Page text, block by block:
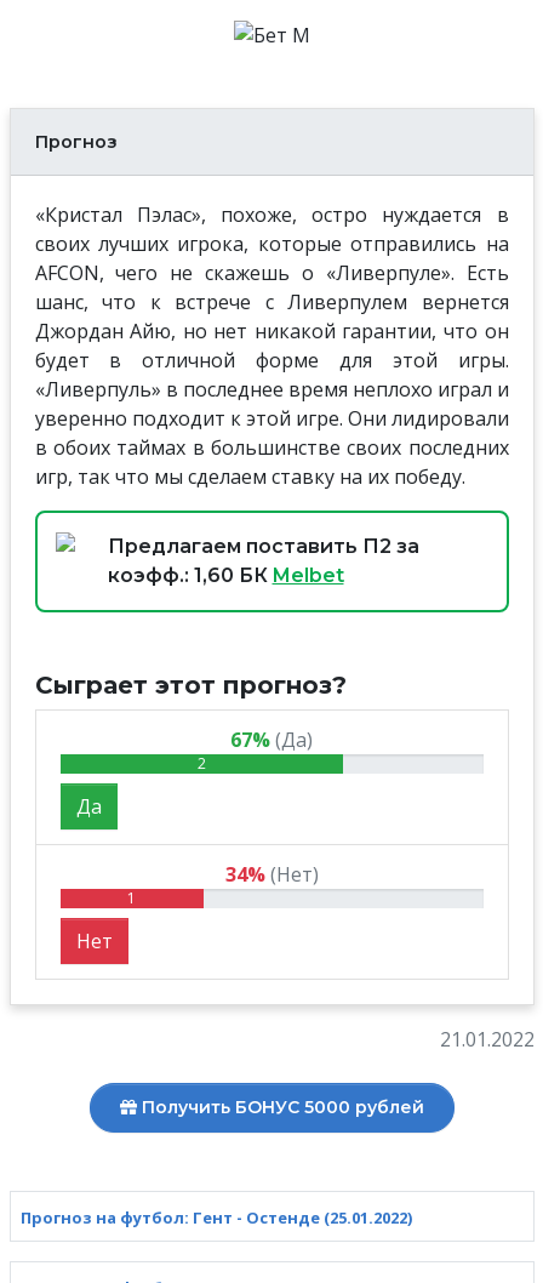
Прогноз
«Кристал Пэлас», похоже, остро нуждается в
своих лучших игрока, которые отправились на
AFCON, чего не скажешь о «Ливерпуле». Есть
шанс, что к встрече с Ливерпулем вернется
Джордан Айю, но нет никакой гарантии, что он
будет в отличной форме для этой игры.
«Ливерпуль» в последнее время неплохо играл и
уверенно подходит к этой игре. Они лидировали
в обоих таймах в большинстве своих последних
игр, так что мы сделаем ставку на их победу.
Предлагаем поставить П2 за
коэфф.: 1,60 БК Melbet
Сыграет этот прогноз?
67%(Да)
2
Да
34% (Нет)
1
Нет
21.01.2022
Получить БОНУС 5000 рублей
Прогноз на футбол: Гент - Остенде (25.01.2022)